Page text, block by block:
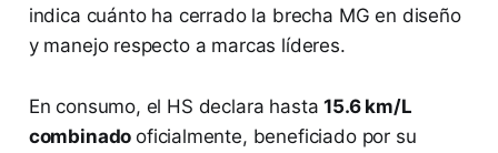
indica cuánto ha cerrado la brecha MG en diseño
y manejo respecto a marcas líderes.
En consumo, el HS declara hasta15.6 km/L
combinadooficialmente​, beneficiado por su